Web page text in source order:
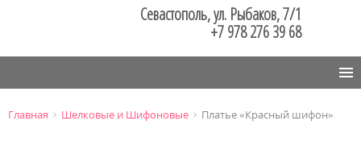
Севастополь, ул. Рыбаков, 7/1
+7 978 276 39 68
Главная › Шелковые и Шифоновые › Платье «Красный шифон»